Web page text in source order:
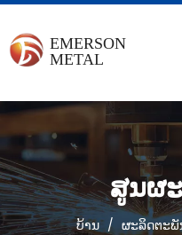
ສູນຜ
ບ້ານ / ຜະລິດຕະພັ